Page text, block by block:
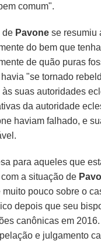
comum".
de Pavone se resumiu
do bem que
de quão puras
"se tornado
suas autoridades
da autoridade
haviam falhado, e
para aqueles que
a situação de
muito pouco sobre o
depois que seu
canônicas em
e julgamento